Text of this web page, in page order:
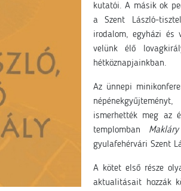
kutatói. A másik ok
a Szent László-
irodalom, egyházi és
velünk élő
hétköznapjainkban.
Az ünnepi
ismerhették meg az
templomban
gyulafehérvári Szent
A kötet első része
aktualitásait hozzák